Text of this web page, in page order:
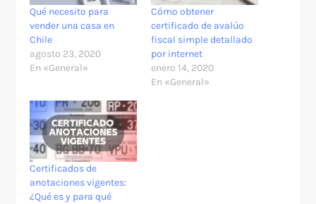
Qué necesito para
vender una casa en
Chile
agosto 23, 2020
En «General»
Cómo obtener
certificado de avalúo
fiscal simple detallado
por internet
enero 14, 2020
En «General»
Certificados de
anotaciones vigentes:
¿Qué es y para qué